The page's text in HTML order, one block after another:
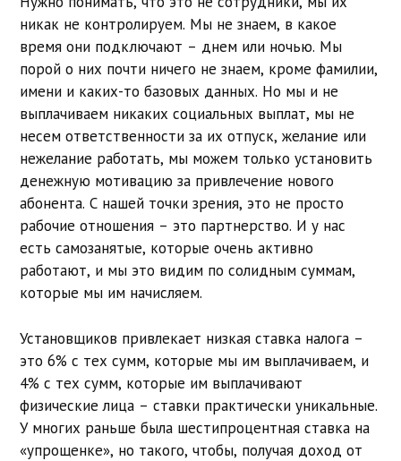
никак не контролируем. Мы не знаем, в какое
время они подключают – днем или ночью. Мы
порой о них почти ничего не знаем, кроме фамилии,
имени и каких-то базовых данных. Но мы и не
выплачиваем никаких социальных выплат, мы не
несем ответственности за их отпуск, желание или
нежелание работать, мы можем только установить
денежную мотивацию за привлечение нового
абонента. С нашей точки зрения, это не просто
рабочие отношения – это партнерство. И у нас
есть самозанятые, которые очень активно
работают, и мы это видим по солидным суммам,
которые мы им начисляем.
Установщиков привлекает низкая ставка налога –
это 6% с тех сумм, которые мы им выплачиваем, и
4% с тех сумм, которые им выплачивают
физические лица – ставки практически уникальные.
У многих раньше была шестипроцентная ставка на
«упрощенке», но такого, чтобы, получая доход от